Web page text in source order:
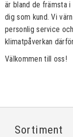
är bland de främsta
dig som kund. Vi
personlig service
klimatpåverkan
Välkommen till oss!
Sortiment